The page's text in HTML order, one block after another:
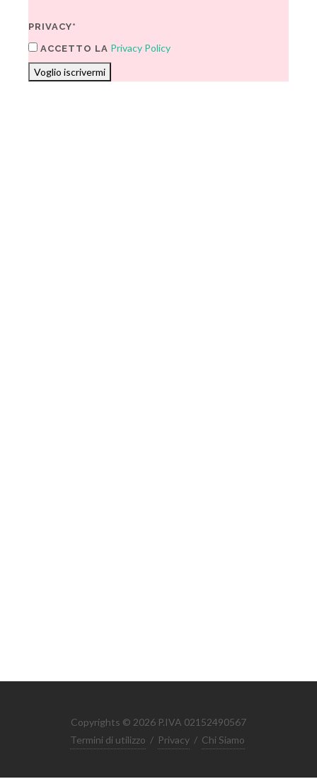
PRIVACY*
ACCETTO LA Privacy Policy
Voglio iscrivermi
Copyrights © 2026 P.IVA 02152490567
Termini di utilizzo / Privacy / Chi Siamo